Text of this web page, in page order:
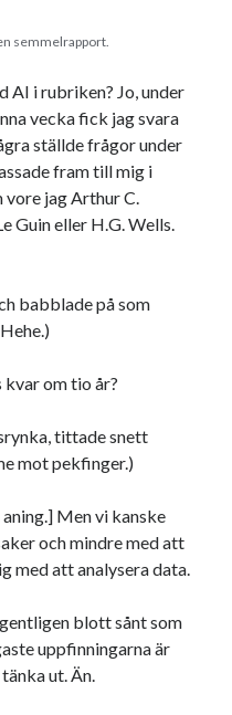
semmelrapport.
AI i rubriken? Jo, under
vecka fick jag svara
ställde frågor under
fram till mig i
jag Arthur C.
Guin eller H.G. Wells.
babblade på som
om tio år?
tittade snett
mot pekfinger.)
Men vi kanske
och mindre med att
med att analysera data.
blott sånt som
uppfinningarna är
ut. Än.